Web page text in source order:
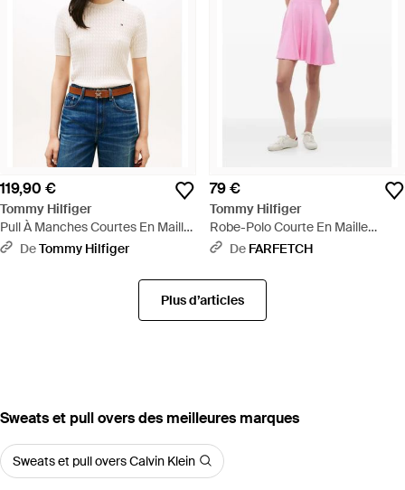
119,90 €
Tommy Hilfiger
Pull À Manches Courtes En Maille
Torsadée - Blanc
DeTommy Hilfiger
79 €
Tommy Hilfiger
Robe-Polo Courte En Maille
Côtelée À Coupe Évasée - Rose
De FARFETCH
Plus d’articles
‪Sweats et pull overs‬ des meilleures marques
Sweats et pull overs Calvin Klein